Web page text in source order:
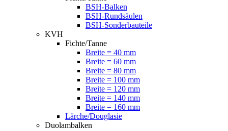
BSH-Balken
BSH-Rundsäulen
BSH-Sonderbauteile
KVH
Fichte/Tanne
Breite = 40 mm
Breite = 60 mm
Breite = 80 mm
Breite = 100 mm
Breite = 120 mm
Breite = 140 mm
Breite = 160 mm
Lärche/Douglasie
Duolambalken